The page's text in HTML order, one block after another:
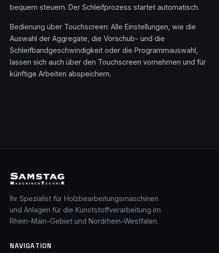
bequem steuern. Der Schleifprozess startet automatisch.
Bedienung über Touchscreen: Alle Einstellungen, wie die
Auswahl der Aggregate, die Vorschub- und die
Schleifbandgeschwindigkeit oder die Programmauswahl,
lassen sich auch über den Touchscreen vornehmen und für
künftige Arbeiten abspeichern.
Ihr Spezialist für Holzbearbeitungsmaschinen
und Anlagen für die Kunststoffverarbeitung im
Rhein-Main-Gebiet und Nordrhein-Westfalen.
NAVIGATION